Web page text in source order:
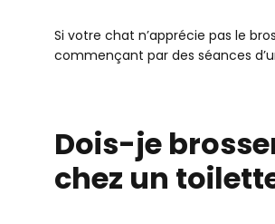
Si votre chat n’apprécie pas le
commençant par des séances
Dois-je
chez un